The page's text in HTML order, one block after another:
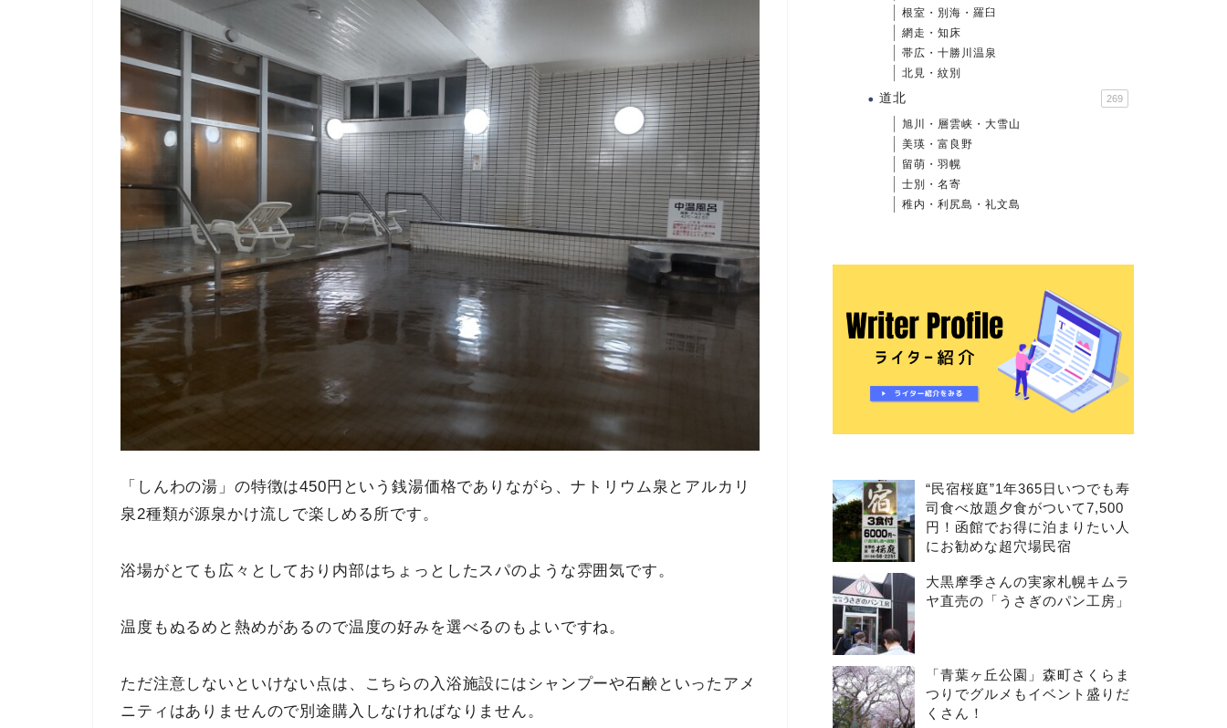
「しんわの湯」の特徴は450円という銭湯価格でありながら、ナトリウム泉とアルカリ
泉2種類が源泉かけ流しで楽しめる所です。
浴場がとても広々としており内部はちょっとしたスパのような雰囲気です。
温度もぬるめと熱めがあるので温度の好みを選べるのもよいですね。
ただ注意しないといけない点は、こちらの入浴施設にはシャンプーや石鹸といったアメ
ニティはありませんので別途購入しなければなりません。
根室・別海・羅臼
網走・知床
帯広・十勝川温泉
北見・紋別
道北 269
旭川・層雲峡・大雪山
美瑛・富良野
留萌・羽幌
士別・名寄
稚内・利尻島・礼文島
“民宿桜庭”1年365日いつでも寿
司食べ放題夕食がついて7,500
円！函館でお得に泊まりたい人
にお勧めな超穴場民宿
大黒摩季さんの実家札幌キムラ
ヤ直売の「うさぎのパン工房」
「青葉ヶ丘公園」森町さくらま
つりでグルメもイベント盛りだ
くさん！